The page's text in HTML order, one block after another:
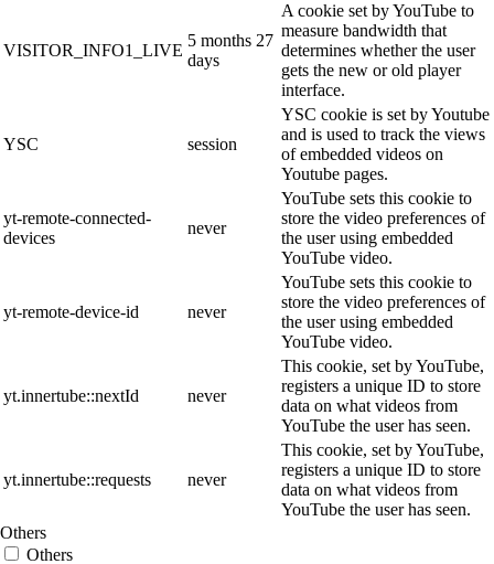
VISITOR_INFO1_LIVE
5 months 27
days
A cookie set by YouTube to
measure bandwidth that
determines whether the user
gets the new or old player
interface.
YSC session
YSC cookie is set by Youtube
and is used to track the views
of embedded videos on
Youtube pages.
yt-remote-connected-
devices
never
YouTube sets this cookie to
store the video preferences of
the user using embedded
YouTube video.
yt-remote-device-id never
YouTube sets this cookie to
store the video preferences of
the user using embedded
YouTube video.
yt.innertube::nextId never
This cookie, set by YouTube,
registers a unique ID to store
data on what videos from
YouTube the user has seen.
yt.innertube::requests never
This cookie, set by YouTube,
registers a unique ID to store
data on what videos from
YouTube the user has seen.
Others
Others